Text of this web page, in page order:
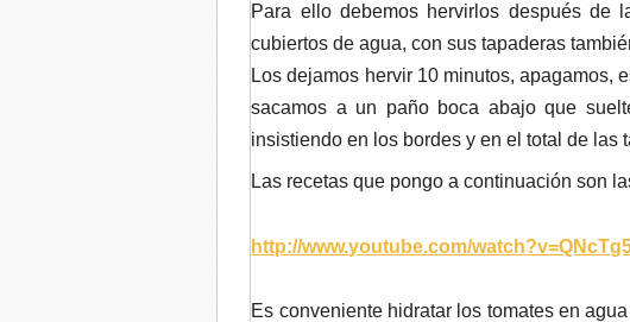
Para ello debemos hervirlos después de
cubiertos de agua, con sus tapaderas
Los dejamos hervir 10 minutos, apagamos,
sacamos a un paño boca abajo que
insistiendo en los bordes y en el total de las
Las recetas que pongo a continuación son
http://www.youtube.com/
Es conveniente hidratar los tomates en